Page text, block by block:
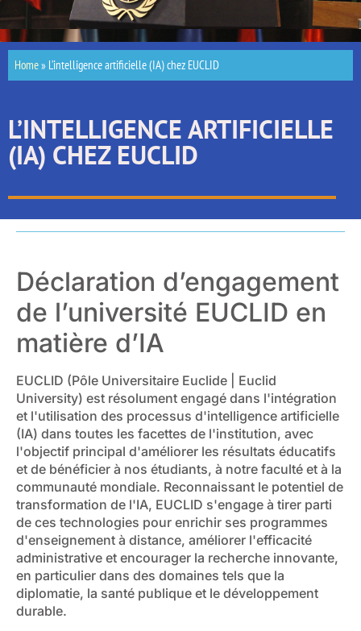
Home» L’intelligence artificielle (IA) chez EUCLID
L’INTELLIGENCE ARTIFICIELLE
(IA) CHEZ EUCLID
Déclaration d’engagement
de l’université EUCLID en
matière d’IA
EUCLID (Pôle Universitaire Euclide | Euclid
University) est résolument engagé dans l'intégration
et l'utilisation des processus d'intelligence artificielle
(IA) dans toutes les facettes de l'institution, avec
l'objectif principal d'améliorer les résultats éducatifs
et de bénéficier à nos étudiants, à notre faculté et à la
communauté mondiale. Reconnaissant le potentiel de
transformation de l'IA, EUCLID s'engage à tirer parti
de ces technologies pour enrichir ses programmes
d'enseignement à distance, améliorer l'efficacité
administrative et encourager la recherche innovante,
en particulier dans des domaines tels que la
diplomatie, la santé publique et le développement
durable.